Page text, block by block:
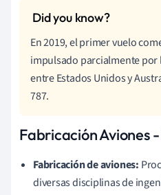
En 2019, el primer vuelo
impulsado parcialmente
entre Estados Unidos y
787.
Fabricación Aviones
Fabricación de aviones:
diversas disciplinas de